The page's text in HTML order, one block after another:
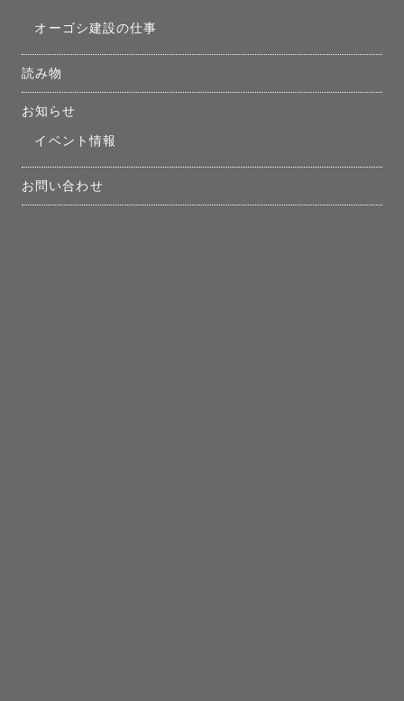
オーゴシ建設の仕事
読み物
お知らせ
イベント情報
お問い合わせ